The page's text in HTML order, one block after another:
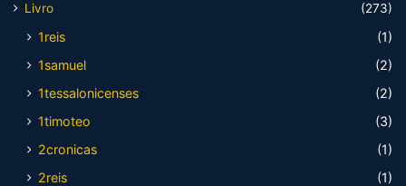
Livro
(273)
1reis
(1)
1samuel
(2)
1tessalonicenses
(2)
1timoteo
(3)
2cronicas
(1)
2reis
(1)